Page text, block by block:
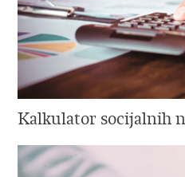
Kalkulator socijalnih